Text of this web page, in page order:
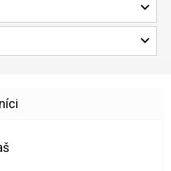
je 5 z 5 hvězdiček.